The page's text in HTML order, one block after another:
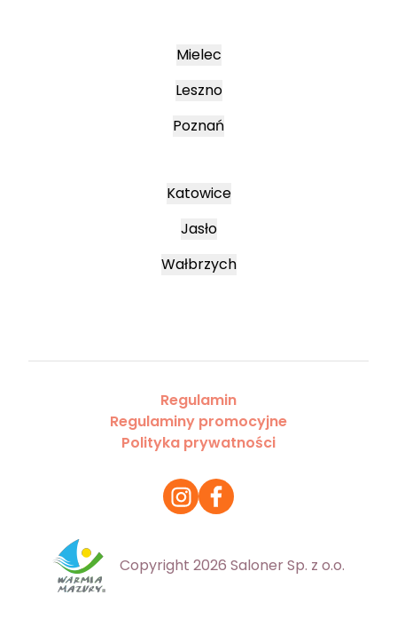
Mielec
Leszno
Poznań
Katowice
Jasło
Wałbrzych
Regulamin
Regulaminy promocyjne
Polityka prywatności
Copyright 2026 Saloner Sp. z o.o.